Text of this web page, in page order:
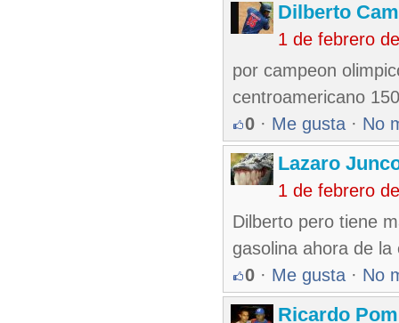
Dilberto
1 de febrero
por campeon
centroamericano
0 · Me gusta · No
Lazaro
1 de febrero
Dilberto pero tiene
gasolina ahora de la
0 · Me gusta · No
Ricardo